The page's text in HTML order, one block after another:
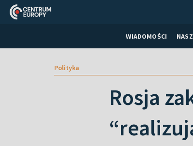
WIADOMOŚCI
Polityka
Rosja